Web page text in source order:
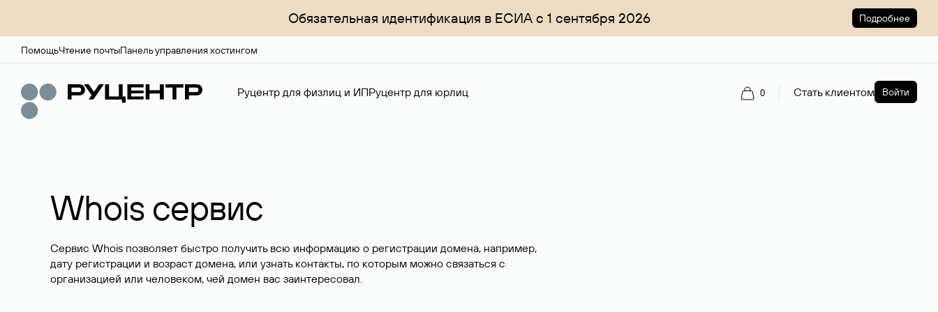
Обязательная идентификация в ЕСИА с 1 сентября 2026 Подробнее
ПомощьЧтение почтыПанель управления хостингом
Руцентр для физлиц и ИПРуцентр для юрлиц 0 Стать клиентом Войти
Whois сервис
Сервис Whois позволяет быстро получить всю информацию о регистрации домена, например,
дату регистрации и возраст домена, или узнать контакты, по которым можно связаться с
организацией или человеком, чей домен вас заинтересовал.